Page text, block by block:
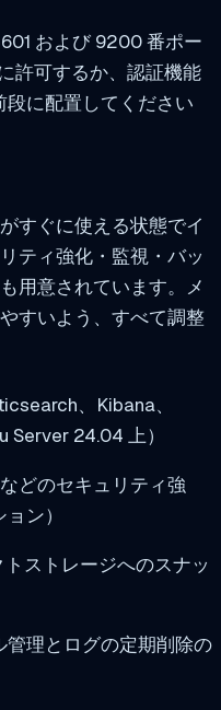
および 9200 番ポー
許可するか、認証機能
に配置してください
すぐに使える状態でイ
ティ強化・監視・バッ
用意されています。メ
すいよう、すべて調整
、Kibana、
24.04 上）
どのセキュリティ強
ン）
ストレージへのスナッ
理とログの定期削除の